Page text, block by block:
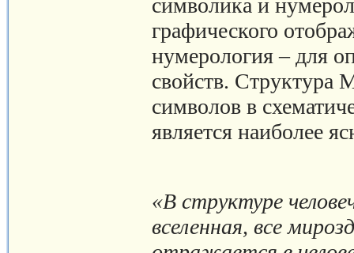
символика и
графического
нумерология – для
свойств. Структура
символов в
является наиболее
«В структуре
вселенная, все